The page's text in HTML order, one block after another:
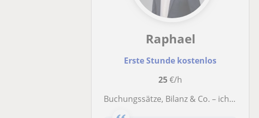
Raphael
Erste Stunde kostenlos
25€/h
Buchungssätze, Bilanz & Co. – ich bringe Licht ins Dunkel :) (Remote oder Präsenz)